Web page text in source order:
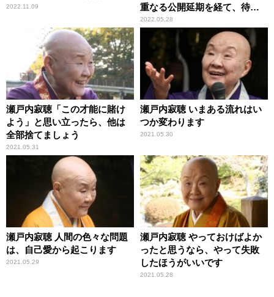
2022.11.09
重なる公開延期を経て、待望
のスクリーンへ
2022.05.28
瀬戸内寂聴「この才能に賭け
よう」と思い立ったら、他は
全部捨てましょう
2021.05.31
瀬戸内寂聴 いまある流れはい
つか変わります
2021.05.30
瀬戸内寂聴 人間の色々な問題
は、自己愛から起こります
2021.05.29
瀬戸内寂聴 やっておけばよか
ったと思うなら、やって失敗
したほうがいいです
2021.05.28